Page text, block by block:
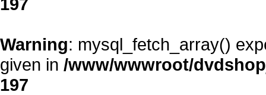
Warning: mysql_fetch_array()
given in /www/wwwroot/
197